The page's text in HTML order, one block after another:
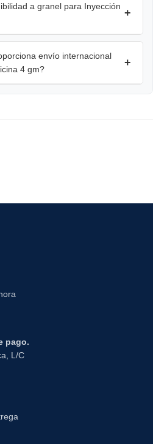
a granel para Inyección
+
envío internacional
4 gm?
+
pago.
L/C